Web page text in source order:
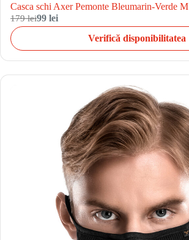
Casca schi Axer Pemonte Bleumarin-Verde M
179 lei99 lei
Verifică disponibilitatea